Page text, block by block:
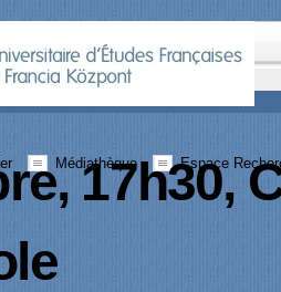
Médiathèque Espace
17h30,